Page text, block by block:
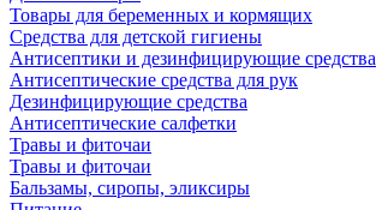
Товары для беременных и кормящих
Средства для детской гигиены
Антисептики и дезинфицирующие средства
Антисептические средства для рук
Дезинфицирующие средства
Антисептические салфетки
Травы и фиточаи
Травы и фиточаи
Бальзамы, сиропы, эликсиры